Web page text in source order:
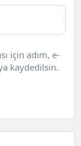
için adım, e-
kaydedilsin.